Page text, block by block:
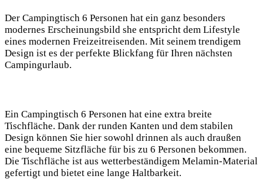
Der Campingtisch 6 Personen hat ein ganz besonders
modernes Erscheinungsbild she entspricht dem Lifestyle
eines modernen Freizeitreisenden. Mit seinem trendigem
Design ist es der perfekte Blickfang für Ihren nächsten
Campingurlaub.
Ein Campingtisch 6 Personen hat eine extra breite
Tischfläche. Dank der runden Kanten und dem stabilen
Design können Sie hier sowohl drinnen als auch draußen
eine bequeme Sitzfläche für bis zu 6 Personen bekommen.
Die Tischfläche ist aus wetterbeständigem Melamin-Material
gefertigt und bietet eine lange Haltbarkeit.